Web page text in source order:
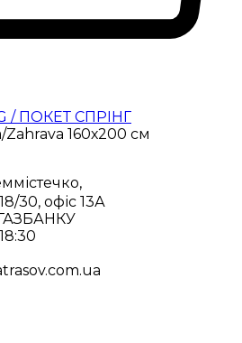
/ ПОКЕТ СПРІНГ
160х200 см
30, офіс 13А